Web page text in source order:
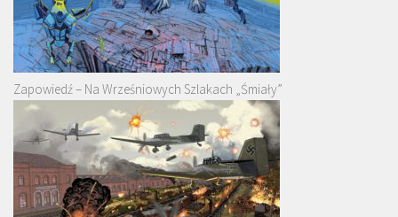
Zapowiedź – Na Wrześniowych Szlakach „Śmiały”